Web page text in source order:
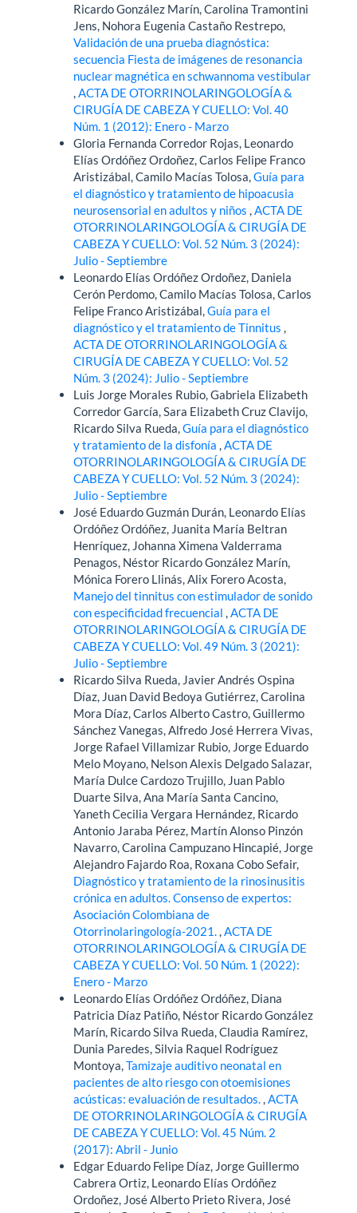
Ricardo González Marín, Carolina Tramontini
Jens, Nohora Eugenia Castaño Restrepo,
Validación de una prueba diagnóstica:
secuencia Fiesta de imágenes de resonancia
nuclear magnética en schwannoma vestibular
ACTA DE OTORRINOLARINGOLOGÍA &
CIRUGÍA DE CABEZA Y CUELLO: Vol. 40
Núm. 1 (2012): Enero - Marzo
Gloria Fernanda Corredor Rojas, Leonardo
Elías Ordóñez Ordoñez, Carlos Felipe Franco
Aristizábal, Camilo Macías Tolosa,Guía para
el diagnóstico y tratamiento de hipoacusia
neurosensorial en adultos y niños
ACTA DE
OTORRINOLARINGOLOGÍA & CIRUGÍA DE
CABEZA Y CUELLO: Vol. 52 Núm. 3 (2024):
Julio - Septiembre
Leonardo Elías Ordóñez Ordoñez, Daniela
Cerón Perdomo, Camilo Macías Tolosa, Carlos
Felipe Franco Aristizábal,Guía para el
diagnóstico y el tratamiento de Tinnitus
ACTA DE OTORRINOLARINGOLOGÍA &
CIRUGÍA DE CABEZA Y CUELLO: Vol. 52
Núm. 3 (2024): Julio - Septiembre
Luis Jorge Morales Rubio, Gabriela Elizabeth
Corredor García, Sara Elizabeth Cruz Clavijo,
Ricardo Silva Rueda,Guía para el diagnóstico
y tratamiento de la disfonía
ACTA DE
OTORRINOLARINGOLOGÍA & CIRUGÍA DE
CABEZA Y CUELLO: Vol. 52 Núm. 3 (2024):
Julio - Septiembre
José Eduardo Guzmán Durán, Leonardo Elías
Ordóñez Ordóñez, Juanita María Beltran
Henríquez, Johanna Ximena Valderrama
Penagos, Néstor Ricardo González Marín,
Mónica Forero Llinás, Alix Forero Acosta,
Manejo del tinnitus con estimulador de sonido
con especificidad frecuencial
ACTA DE
OTORRINOLARINGOLOGÍA & CIRUGÍA DE
CABEZA Y CUELLO: Vol. 49 Núm. 3 (2021):
Julio - Septiembre
Ricardo Silva Rueda, Javier Andrés Ospina
Díaz, Juan David Bedoya Gutiérrez, Carolina
Mora Díaz, Carlos Alberto Castro, Guillermo
Sánchez Vanegas, Alfredo José Herrera Vivas,
Jorge Rafael Villamizar Rubio, Jorge Eduardo
Melo Moyano, Nelson Alexis Delgado Salazar,
María Dulce Cardozo Trujillo, Juan Pablo
Duarte Silva, Ana María Santa Cancino,
Yaneth Cecilia Vergara Hernández, Ricardo
Antonio Jaraba Pérez, Martín Alonso Pinzón
Navarro, Carolina Campuzano Hincapié, Jorge
Alejandro Fajardo Roa, Roxana Cobo Sefair,
Diagnóstico y tratamiento de la rinosinusitis
crónica en adultos. Consenso de expertos:
Asociación Colombiana de
Otorrinolaringología-2021.
ACTA DE
OTORRINOLARINGOLOGÍA & CIRUGÍA DE
CABEZA Y CUELLO: Vol. 50 Núm. 1 (2022):
Enero - Marzo
Leonardo Elías Ordóñez Ordóñez, Diana
Patricia Díaz Patiño, Néstor Ricardo González
Marín, Ricardo Silva Rueda, Claudia Ramírez,
Dunia Paredes, Silvia Raquel Rodríguez
Montoya,Tamizaje auditivo neonatal en
pacientes de alto riesgo con otoemisiones
acústicas: evaluación de resultados.
ACTA
DE OTORRINOLARINGOLOGÍA & CIRUGÍA
DE CABEZA Y CUELLO: Vol. 45 Núm. 2
(2017): Abril - Junio
Edgar Eduardo Felipe Díaz, Jorge Guillermo
Cabrera Ortiz, Leonardo Elías Ordóñez
Ordoñez, José Alberto Prieto Rivera, José